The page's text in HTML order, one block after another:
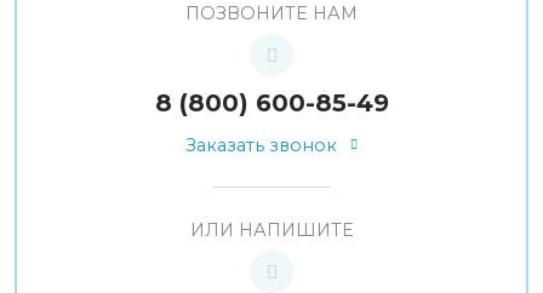
ПОЗВОНИТЕ НАМ
8 (800) 600-85-49
Заказать звонок
ИЛИ НАПИШИТЕ